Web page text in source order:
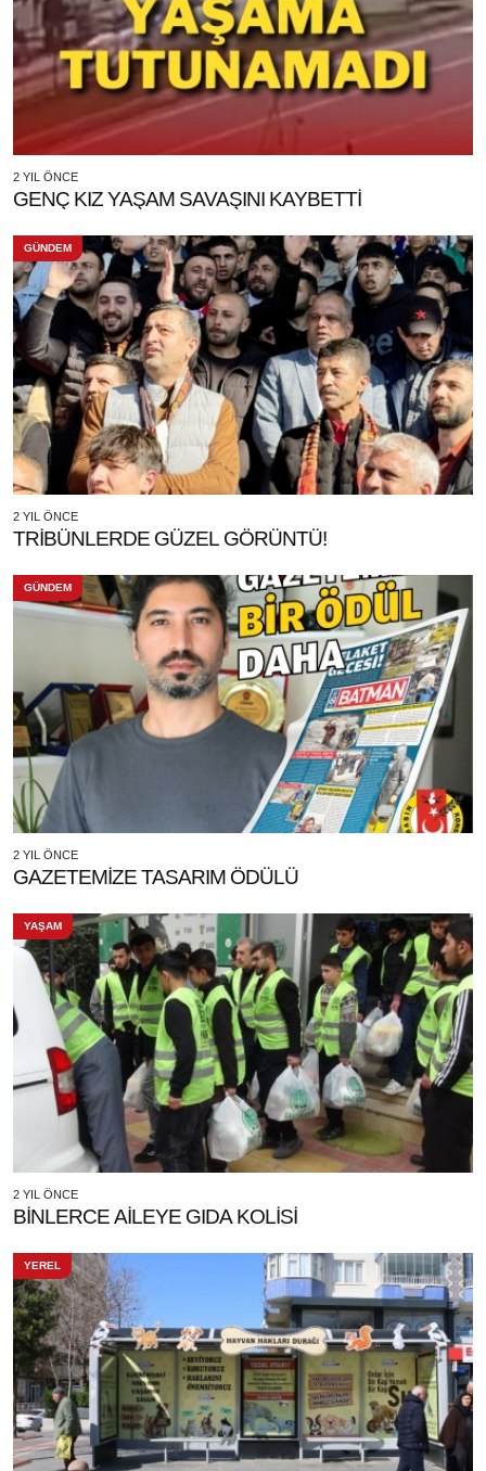
2 YIL ÖNCE
GENÇ KIZ YAŞAM SAVAŞINI KAYBETTİ
GÜNDEM
2 YIL ÖNCE
TRİBÜNLERDE GÜZEL GÖRÜNTÜ!
GÜNDEM
2 YIL ÖNCE
GAZETEMİZE TASARIM ÖDÜLÜ
YAŞAM
2 YIL ÖNCE
BİNLERCE AİLEYE GIDA KOLİSİ
YEREL